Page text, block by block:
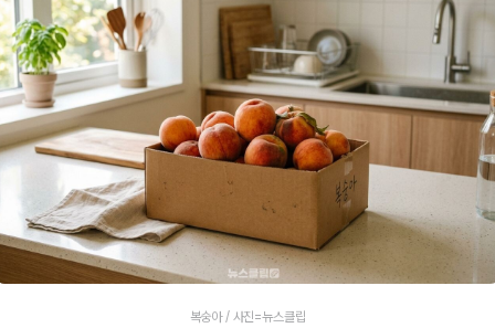
복숭아 / 사진=뉴스클립